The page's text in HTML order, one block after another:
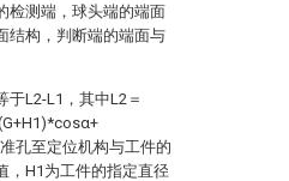
检测端，球头端的端面
结构，判断端的端面与
于L2-L1，其中L2＝
孔至定位机构与工件的
，H1为工件的指定直径